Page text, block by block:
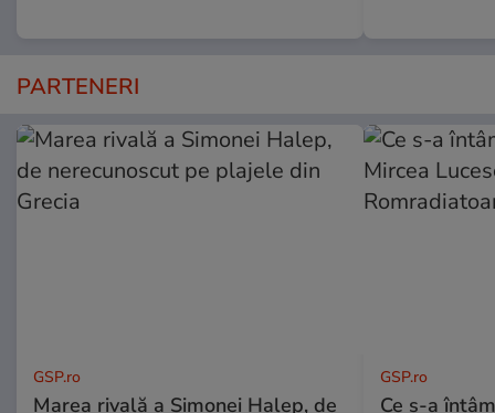
PARTENERI
GSP.ro
Marea rivală a Simonei Halep, de
GSP.ro
Ce s-a